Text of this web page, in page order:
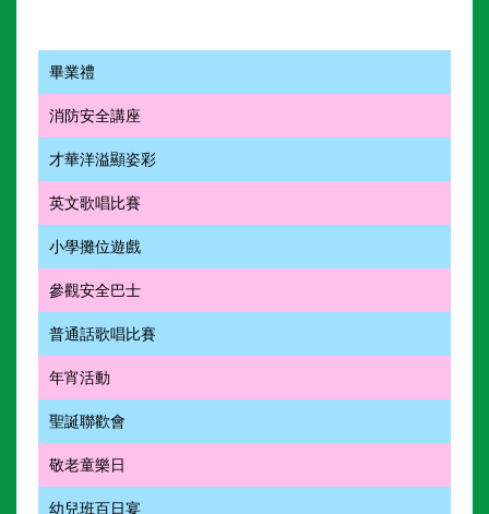
畢業禮
消防安全講座
才華洋溢顯姿彩
英文歌唱比賽
小學攤位遊戲
參觀安全巴士
普通話歌唱比賽
年宵活動
聖誕聯歡會
敬老童樂日
幼兒班百日宴